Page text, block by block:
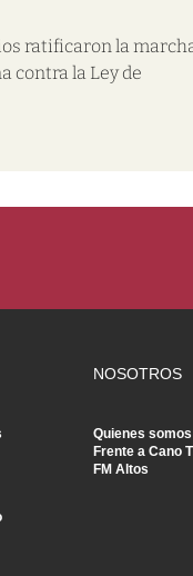
ratificaron la
contra la Ley de
NOSOTROS
Quienes somos
Frente a Cano
FM Altos